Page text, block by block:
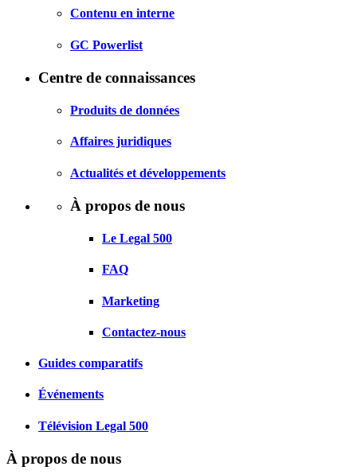
Contenu en interne
GC Powerlist
Centre de connaissances
Produits de données
Affaires juridiques
Actualités et développements
À propos de nous
Le Legal 500
FAQ
Marketing
Contactez-nous
Guides comparatifs
Événements
Télévision Legal 500
À propos de nous